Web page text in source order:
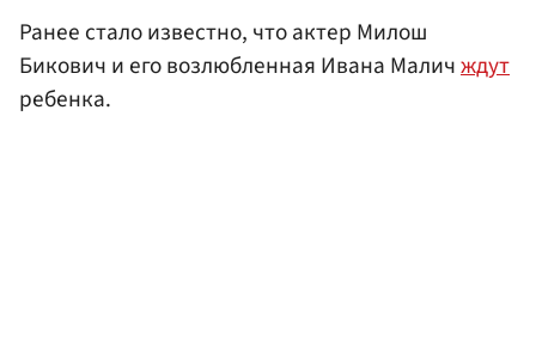
Ранее стало известно, что актер Милош
Бикович и его возлюбленная Ивана Маличждут
ребенка.